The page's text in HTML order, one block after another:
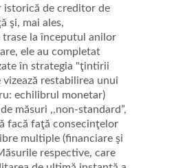
istorică de creditor de
şi, mai ales,
la începutul anilor
ele au completat
în strategia "ţintirii
restabilirea unui
echilibrul monetar)
măsuri ,,non-standard”,
facă faţă consecinţelor
multiple (financiare şi
respective, care